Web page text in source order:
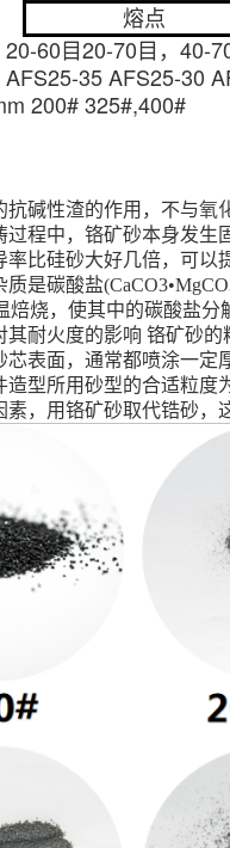
熔点
20-60目20-70目，40-
AFS25-35 AFS25-30
200# 325#,400#
抗碱性渣的作用，不与氧
过程中，铬矿砂本身发
率比硅砂大好几倍，可
质是碳酸盐
焙烧，使其中的碳酸盐分
其耐火度的影响 铬矿砂
表面，通常都喷涂一定
造型所用砂型的合适粒度
，用铬矿砂取代锆砂，